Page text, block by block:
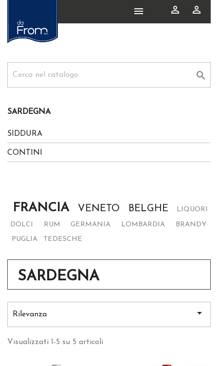
  

SARDEGNA
SIDDURA
CONTINI
FRANCIA VENETO BELGHE LIQUORI
DOLCI RUM GERMANIA LOMBARDIA
BRANDY
PUGLIA
TEDESCHE
SARDEGNA
Rilevanza 
Visualizzati 1-5 su 5 articoli